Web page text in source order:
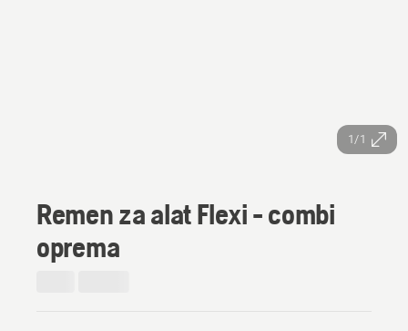
1/1
Remen za alat Flexi - combi
oprema